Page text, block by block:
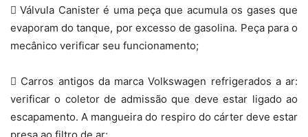
 Válvula Canister é uma peça que acumula os gases que
evaporam do tanque, por excesso de gasolina. Peça para o
mecânico verificar seu funcionamento;
 Carros antigos da marca Volkswagen refrigerados a ar:
verificar o coletor de admissão que deve estar ligado ao
escapamento. A mangueira do respiro do cárter deve estar